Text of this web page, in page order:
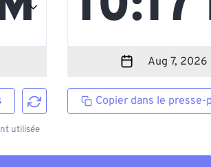
utilisée
Copier dans le presse-